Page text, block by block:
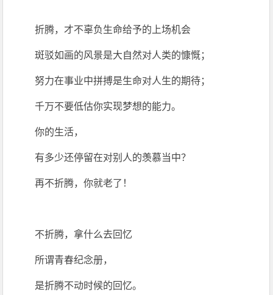
折腾，才不辜负生命给予的上场机会
斑驳如画的风景是大自然对人类的慷慨；
努力在事业中拼搏是生命对人生的期待；
千万不要低估你实现梦想的能力。
你的生活，
有多少还停留在对别人的羡慕当中？
再不折腾，你就老了！
不折腾，拿什么去回忆
所谓青春纪念册，
是折腾不动时候的回忆。